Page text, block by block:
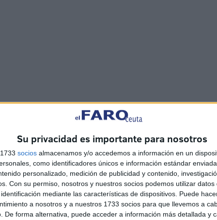
Su privacidad es importante para nosotros
socios almacenamos y/o accedemos a información en un
como identificadores únicos e información estándar
personalizado, medición de publicidad y contenido,
Con su permiso, nosotros y nuestros socios podemos utilizar datos
mediante las características de dispositivos. Puede
a nosotros y a nuestros 1733 socios para que llevemos a
De forma alternativa, puede acceder a información más detallada y
contenidos.
reservadas para militares